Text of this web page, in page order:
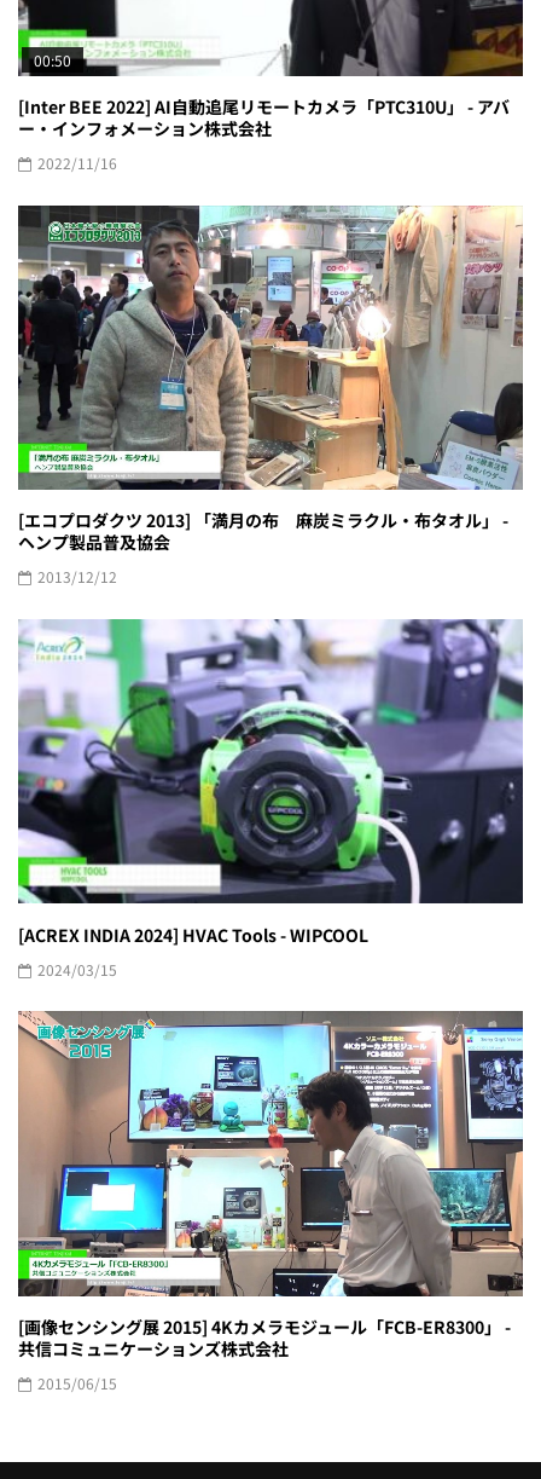
00:50
[Inter BEE 2022] AI自動追尾リモートカメラ「PTC310U」 - アバ
ー・インフォメーション株式会社
2022/11/16
[エコプロダクツ 2013] 「満月の布 麻炭ミラクル・布タオル」 -
ヘンプ製品普及協会
2013/12/12
[ACREX INDIA 2024] HVAC Tools - WIPCOOL
2024/03/15
[画像センシング展 2015] 4Kカメラモジュール「FCB-ER8300」 -
共信コミュニケーションズ株式会社
2015/06/15